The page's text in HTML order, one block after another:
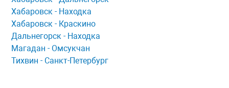
Хабаровск - Находка
Хабаровск - Краскино
Дальнегорск - Находка
Мaгaдaн - Омсукчaн
Тихвин - Сaнкт-Петербург